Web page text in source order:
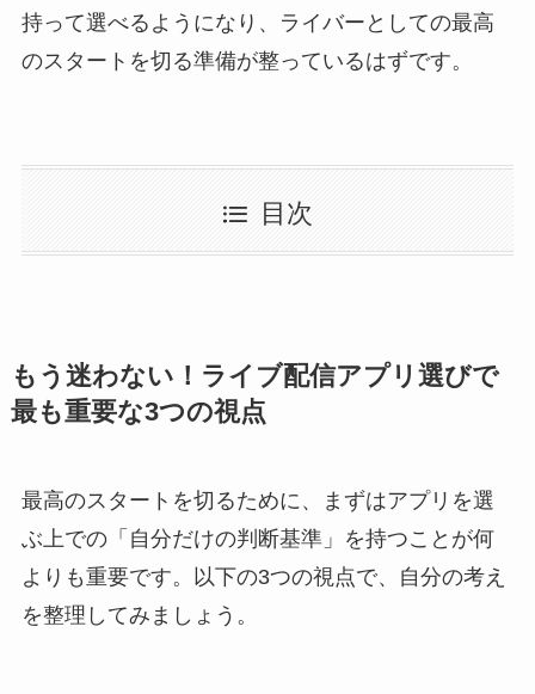
持って選べるようになり、ライバーとしての最高
のスタートを切る準備が整っているはずです。
目次
もう迷わない！ライブ配信アプリ選びで
最も重要な3つの視点
最高のスタートを切るために、まずはアプリを選
ぶ上での「自分だけの判断基準」を持つことが何
よりも重要です。以下の3つの視点で、自分の考え
を整理してみましょう。